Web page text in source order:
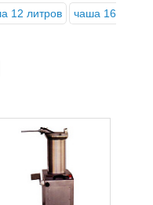
12 литров чаша 16